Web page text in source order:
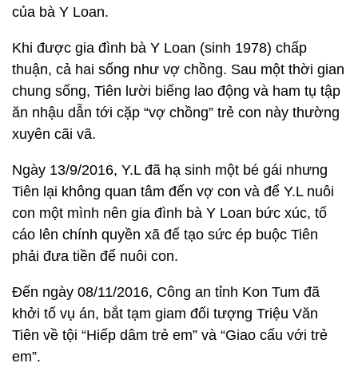
của bà Y Loan.
Khi được gia đình bà Y Loan (sinh 1978) chấp
thuận, cả hai sống như vợ chồng. Sau một thời gian
chung sống, Tiên lười biếng lao động và ham tụ tập
ăn nhậu dẫn tới cặp “vợ chồng” trẻ con này thường
xuyên cãi vã.
Ngày 13/9/2016, Y.L đã hạ sinh một bé gái nhưng
Tiên lại không quan tâm đến vợ con và để Y.L nuôi
con một mình nên gia đình bà Y Loan bức xúc, tố
cáo lên chính quyền xã để tạo sức ép buộc Tiên
phải đưa tiền để nuôi con.
Đến ngày 08/11/2016, Công an tỉnh Kon Tum đã
khởi tố vụ án, bắt tạm giam đối tượng Triệu Văn
Tiên về tội “Hiếp dâm trẻ em” và “Giao cấu với trẻ
em”.